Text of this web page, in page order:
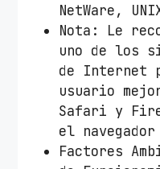
NetWare,
Nota: Le
uno de los
de Internet
usuario
Safari y
el
Factores